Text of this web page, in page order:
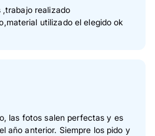
0 %
,trabajo realizado
utilizado el elegido ok
las fotos salen perfectas y es
año anterior. Siempre los pido y